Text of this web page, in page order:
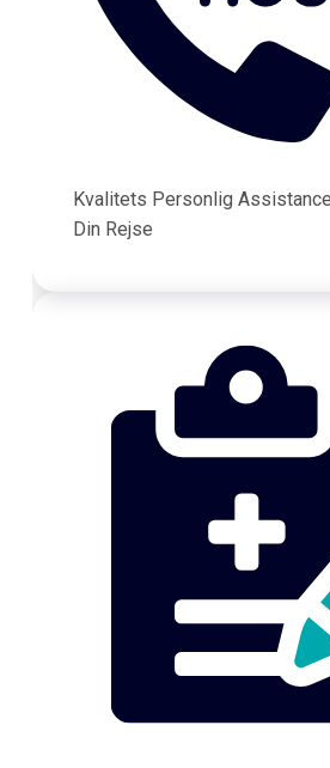
Kvalitets Personlig
Din Rejse